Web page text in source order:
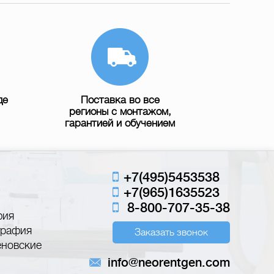
Поставка во все
регионы с монтажом,
гарантией и обучением
+7(495)5453538
+7(965)1635523
8-800-707-35-38
Заказать звонок
info@neorentgen.com